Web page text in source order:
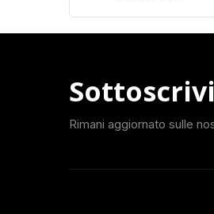
Sottoscrivi
Rimani aggiornato sulle